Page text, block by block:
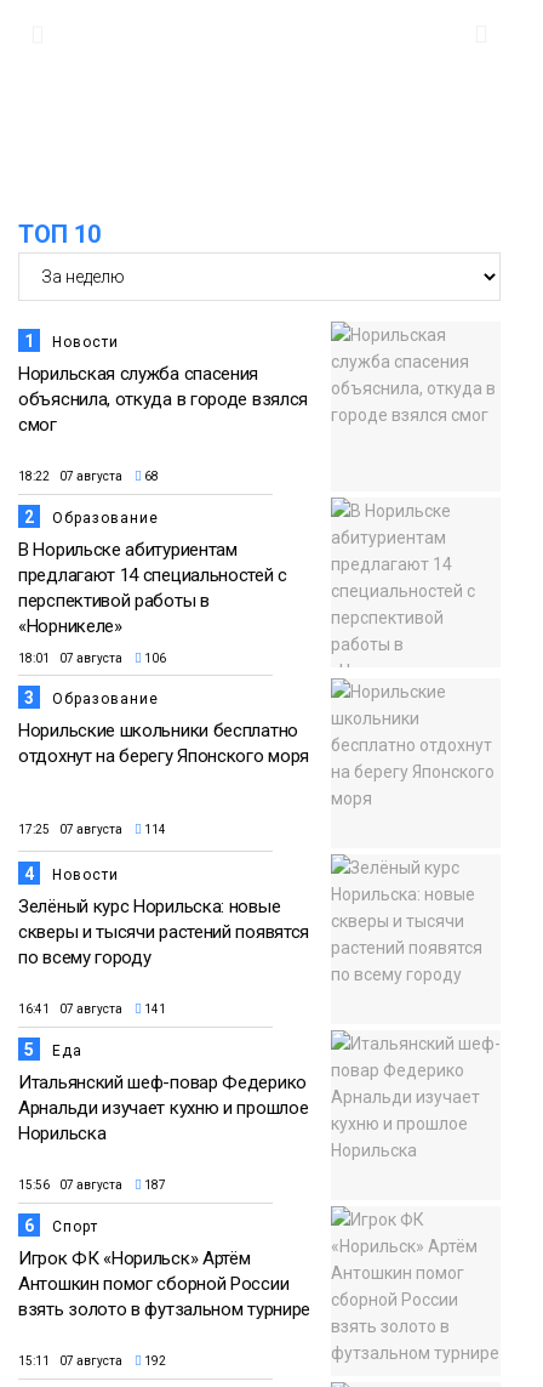
ТОП 10
1 Новости
Норильская служба спасения
объяснила, откуда в городе взялся
смог
18:22 07 августа 68
2 Образование
В Норильске абитуриентам
предлагают 14 специальностей с
перспективой работы в
«Норникеле»
18:01 07 августа 106
3 Образование
Норильские школьники бесплатно
отдохнут на берегу Японского моря
17:25 07 августа 114
4 Новости
Зелёный курс Норильска: новые
скверы и тысячи растений появятся
по всему городу
16:41 07 августа 141
5 Еда
Итальянский шеф-повар Федерико
Арнальди изучает кухню и прошлое
Норильска
15:56 07 августа 187
6 Спорт
Игрок ФК «Норильск» Артём
Антошкин помог сборной России
взять золото в футзальном турнире
15:11 07 августа 192